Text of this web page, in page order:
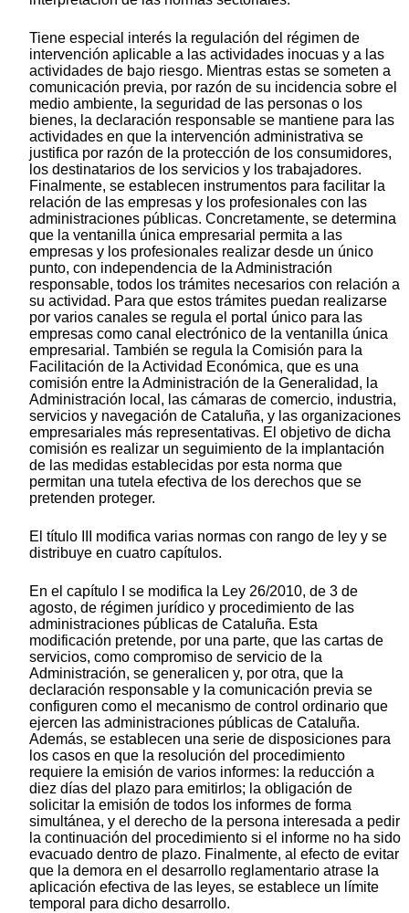
Tiene especial interés la regulación del régimen de
intervención aplicable a las actividades inocuas y a las
actividades de bajo riesgo. Mientras estas se someten a
comunicación previa, por razón de su incidencia sobre el
medio ambiente, la seguridad de las personas o los
bienes, la declaración responsable se mantiene para las
actividades en que la intervención administrativa se
justifica por razón de la protección de los consumidores,
los destinatarios de los servicios y los trabajadores.
Finalmente, se establecen instrumentos para facilitar la
relación de las empresas y los profesionales con las
administraciones públicas. Concretamente, se determina
que la ventanilla única empresarial permita a las
empresas y los profesionales realizar desde un único
punto, con independencia de la Administración
responsable, todos los trámites necesarios con relación a
su actividad. Para que estos trámites puedan realizarse
por varios canales se regula el portal único para las
empresas como canal electrónico de la ventanilla única
empresarial. También se regula la Comisión para la
Facilitación de la Actividad Económica, que es una
comisión entre la Administración de la Generalidad, la
Administración local, las cámaras de comercio, industria,
servicios y navegación de Cataluña, y las organizaciones
empresariales más representativas. El objetivo de dicha
comisión es realizar un seguimiento de la implantación
de las medidas establecidas por esta norma que
permitan una tutela efectiva de los derechos que se
pretenden proteger.
El título III modifica varias normas con rango de ley y se
distribuye en cuatro capítulos.
En el capítulo I se modifica la Ley 26/2010, de 3 de
agosto, de régimen jurídico y procedimiento de las
administraciones públicas de Cataluña. Esta
modificación pretende, por una parte, que las cartas de
servicios, como compromiso de servicio de la
Administración, se generalicen y, por otra, que la
declaración responsable y la comunicación previa se
configuren como el mecanismo de control ordinario que
ejercen las administraciones públicas de Cataluña.
Además, se establecen una serie de disposiciones para
los casos en que la resolución del procedimiento
requiere la emisión de varios informes: la reducción a
diez días del plazo para emitirlos; la obligación de
solicitar la emisión de todos los informes de forma
simultánea, y el derecho de la persona interesada a pedir
la continuación del procedimiento si el informe no ha sido
evacuado dentro de plazo. Finalmente, al efecto de evitar
que la demora en el desarrollo reglamentario atrase la
aplicación efectiva de las leyes, se establece un límite
temporal para dicho desarrollo.